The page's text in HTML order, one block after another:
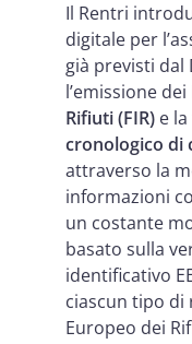
Il Rentri
digitale per
già previsti dal
l’emissione dei
Rifiuti (FIR) e
cronologico di
attraverso la
informazioni
un costante
basato sulla
identificativo
ciascun tipo di
Europeo dei